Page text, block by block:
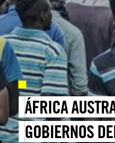
ÁFRICA
GOBIERNOS